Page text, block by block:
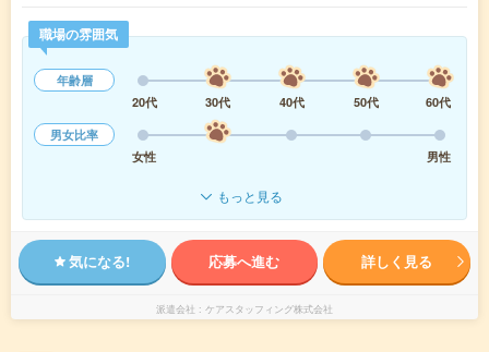
職場の雰囲気
年齢層
20代
30代 40代 50代
60代
男女比率
女性
男性
もっと見る
気になる! 応募へ進む 詳しく見る
派遣会社 ケアスタッフィング株式会社